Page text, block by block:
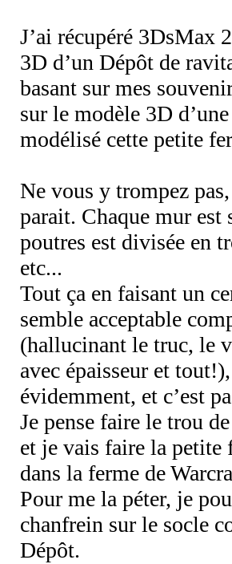
J’ai récupéré 3DsMax
3D d’un Dépôt de
basant sur mes
sur le modèle 3D
modélisé cette petite
Ne vous y trompez
parait. Chaque mur est
poutres est divisée en
etc...
Tout ça en faisant un
semble acceptable
(hallucinant le truc, le
avec épaisseur et
évidemment, et c’est
Je pense faire le trou
et je vais faire la petite
dans la ferme de
Pour me la péter, je
chanfrein sur le socle
Dépôt.